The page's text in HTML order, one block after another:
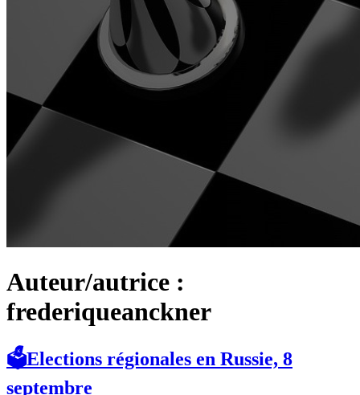
Auteur/autrice :
frederiqueanckner
🗳️Elections régionales en Russie, 8
septembre